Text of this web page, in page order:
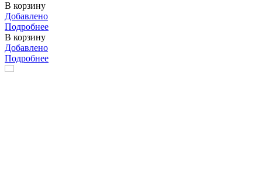
В корзину
Добавлено
Подробнее
В корзину
Добавлено
Подробнее